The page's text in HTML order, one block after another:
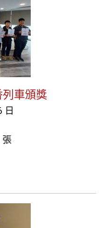
車頒獎
日
張